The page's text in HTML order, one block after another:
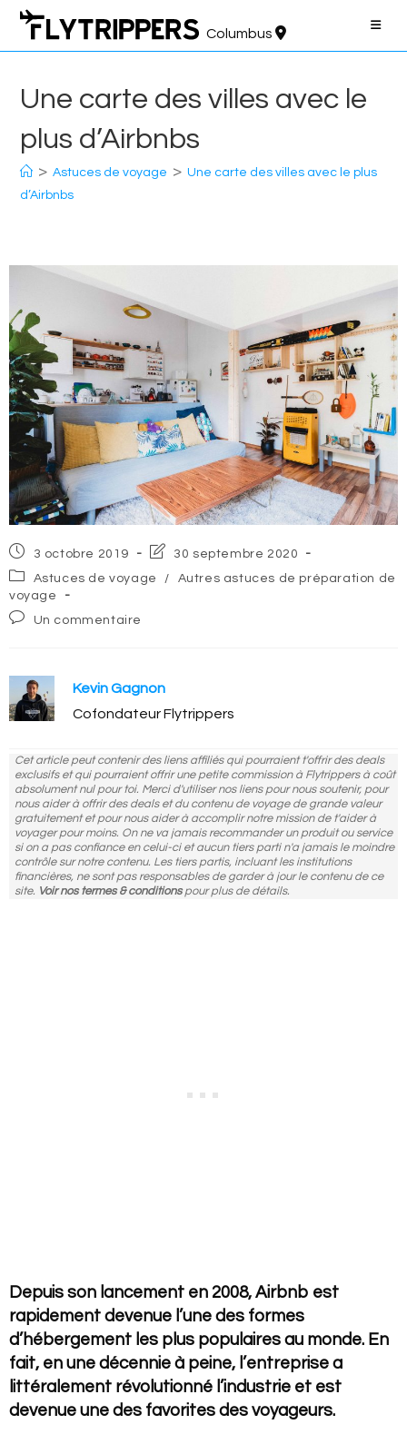
Aller
contenu
Columbus
Une carte des villes avec le
plus d’Airbnbs
> Astuces de voyage > Une carte des villes avec le plus
d’Airbnbs
Post
published:
3 octobre 2019
Post
modified:
30 septembre 2020
Post
category:
Astuces de voyage /
Autres astuces de préparation de
voyage
PostUn commentaire
Kevin Gagnon
Cofondateur Flytrippers
Cet article peut contenir des liens affiliés qui pourraient t'offrir des deals
exclusifs et qui pourraient offrir une petite commission à Flytrippers à coût
absolument nul pour toi. Merci d'utiliser nos liens pour nous soutenir, pour
nous aider à offrir des deals et du contenu de voyage de grande valeur
gratuitement et pour nous aider à accomplir notre mission de t'aider à
voyager pour moins. On ne va jamais recommander un produit ou service
si on a pas confiance en celui-ci et aucun tiers parti n'a jamais le moindre
contrôle sur notre contenu. Les tiers partis, incluant les institutions
financières, ne sont pas responsables de garder à jour le contenu de ce
site. Voir nos termes & conditionspour plus de détails.
Depuis son lancement en 2008, Airbnb est
rapidement devenue l’une des formes
d’hébergement les plus populaires au monde. En
fait, en une décennie à peine, l’entreprise a
littéralement révolutionné l’industrie et est
devenue une des favorites des voyageurs.